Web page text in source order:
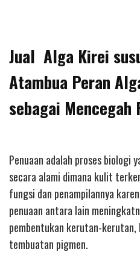
Jual Alga Kirei
Atambua Peran
sebagai Mencegah
Penuaan adalah proses biologi
secara alami dimana kulit
fungsi dan penampilannya
penuaan antara lain
pembentukan kerutan-
tembuatan pigmen.